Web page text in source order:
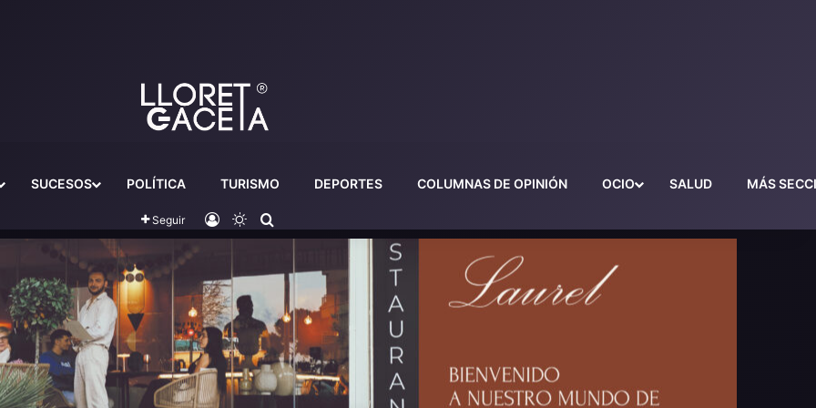
SUCESOS POLÍTICA TURISMO DEPORTES COLUMNAS DE OPINIÓN OCIO SALUD MÁS
Seguir Iniciar sesión
Switch skin